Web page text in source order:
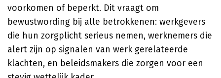
voorkomen of beperkt. Dit vraagt om
bewustwording bij alle betrokkenen: werkgevers
die hun zorgplicht serieus nemen, werknemers die
alert zijn op signalen van werk gerelateerde
klachten, en beleidsmakers die zorgen voor een